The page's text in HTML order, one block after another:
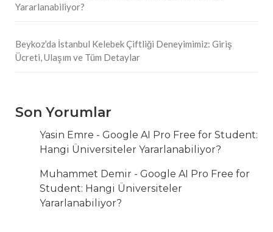
Yararlanabiliyor?
Beykoz’da İstanbul Kelebek Çiftliği Deneyimimiz: Giriş
Ücreti, Ulaşım ve Tüm Detaylar
Son Yorumlar
Yasin Emre - Google AI Pro Free for Student:
Hangi Üniversiteler Yararlanabiliyor?
Muhammet Demir - Google AI Pro Free for
Student: Hangi Üniversiteler
Yararlanabiliyor?